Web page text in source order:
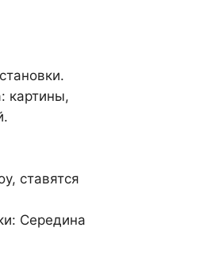
картины,
ставятся
Середина